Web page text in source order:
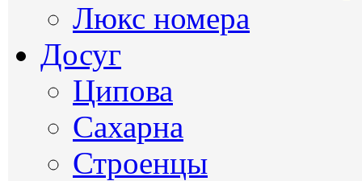
Люкс номера
Досуг
Ципова
Сахарна
Строенцы